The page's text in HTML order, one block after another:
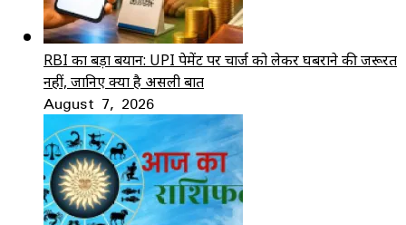
RBI का बड़ा बयान: UPI पेमेंट पर चार्ज को लेकर घबराने की जरूरत
नहीं, जानिए क्या है असली बात
August 7, 2026